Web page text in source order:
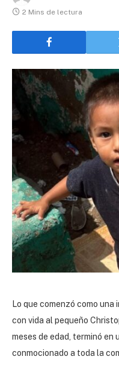
2 Mins de lectura
Lo que comenzó como
con vida al pequeño
meses de edad, terminó en
conmocionado a toda la